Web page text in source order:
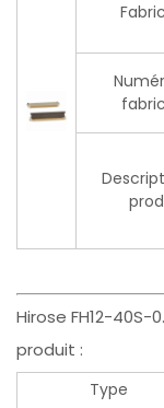
Hirose FH12-
produit :
Type